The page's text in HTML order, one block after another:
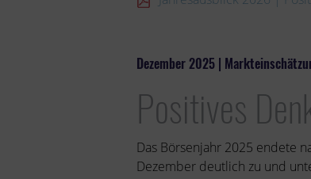
Dezember 2025 |
Positives
Das Börsenjahr 2025 endete
Dezember deutlich zu und